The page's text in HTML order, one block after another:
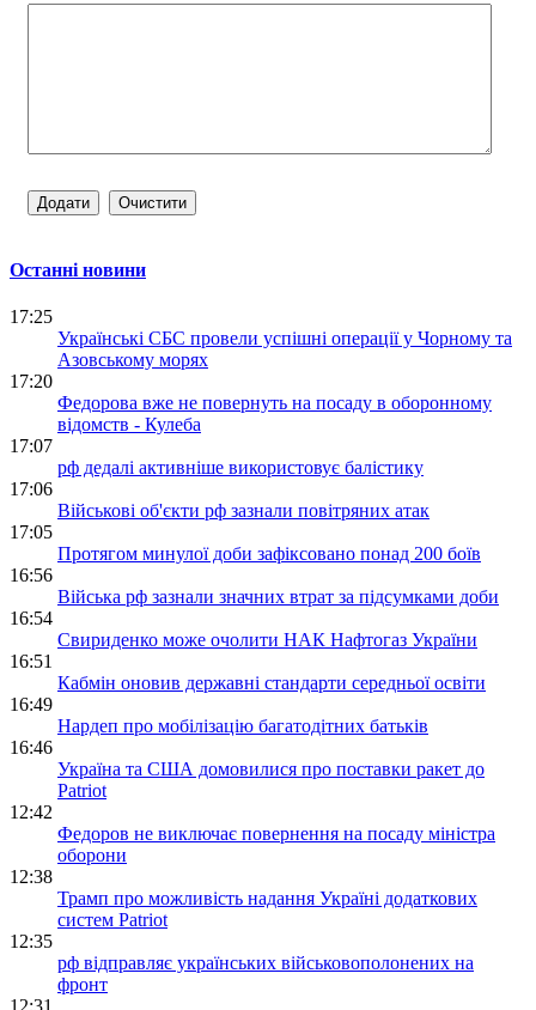
Останні новини
17:25
Українські СБС провели успішні операції у Чорному та
Азовському морях
17:20
Федорова вже не повернуть на посаду в оборонному
відомств - Кулеба
17:07
рф дедалі активніше використовує балістику
17:06
Військові об'єкти рф зазнали повітряних атак
17:05
Протягом минулої доби зафіксовано понад 200 боїв
16:56
Війська рф зазнали значних втрат за підсумками доби
16:54
Свириденко може очолити НАК Нафтогаз України
16:51
Кабмін оновив державні стандарти середньої освіти
16:49
Нардеп про мобілізацію багатодітних батьків
16:46
Україна та США домовилися про поставки ракет до
Patriot
12:42
Федоров не виключає повернення на посаду міністра
оборони
12:38
Трамп про можливість надання Україні додаткових
систем Patriot
12:35
рф відправляє українських військовополонених на
фронт
12:31